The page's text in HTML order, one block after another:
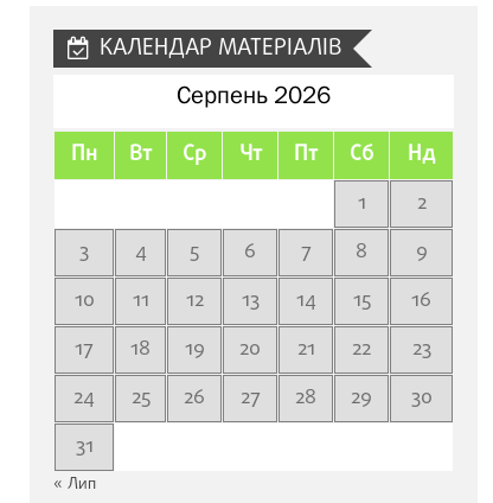
КАЛЕНДАР МАТЕРІАЛІВ
Серпень 2026
Пн Вт Ср Чт Пт Сб Нд
1
2
3
4 5 6 7 8
9
10
11 12 13 14 15
16
17
18 19 20 21 22
23
24
25 26 27 28 29
30
31
« Лип